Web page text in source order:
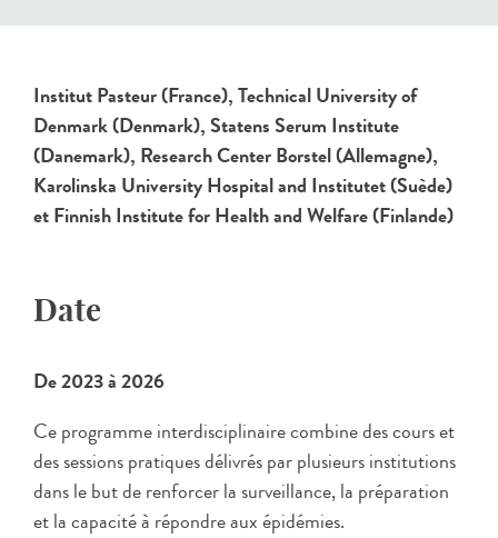
Institut Pasteur (France),Technical University of
Denmark (Denmark),Statens Serum Institute
(Danemark), Research Center Borstel (Allemagne),
Karolinska University Hospital and Institutet (Suède)
et Finnish Institute for Health and Welfare (Finlande)
Date
De 2023 à 2026
Ce programme interdisciplinaire combine des cours et
des sessions pratiques délivrés par plusieurs institutions
dans le but de renforcer la surveillance, la préparation
et la capacité à répondre aux épidémies.